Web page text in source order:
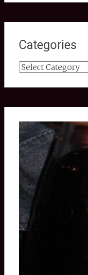
Categories
Categories